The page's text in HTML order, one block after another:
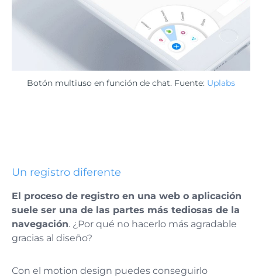
Botón multiuso en función de chat. Fuente: Uplabs
Un registro diferente
El proceso de registro en una web o aplicación
suele ser una de las partes más tediosas de la
navegación. ¿Por qué no hacerlo más agradable
gracias al diseño?
Con el motion design puedes conseguirlo